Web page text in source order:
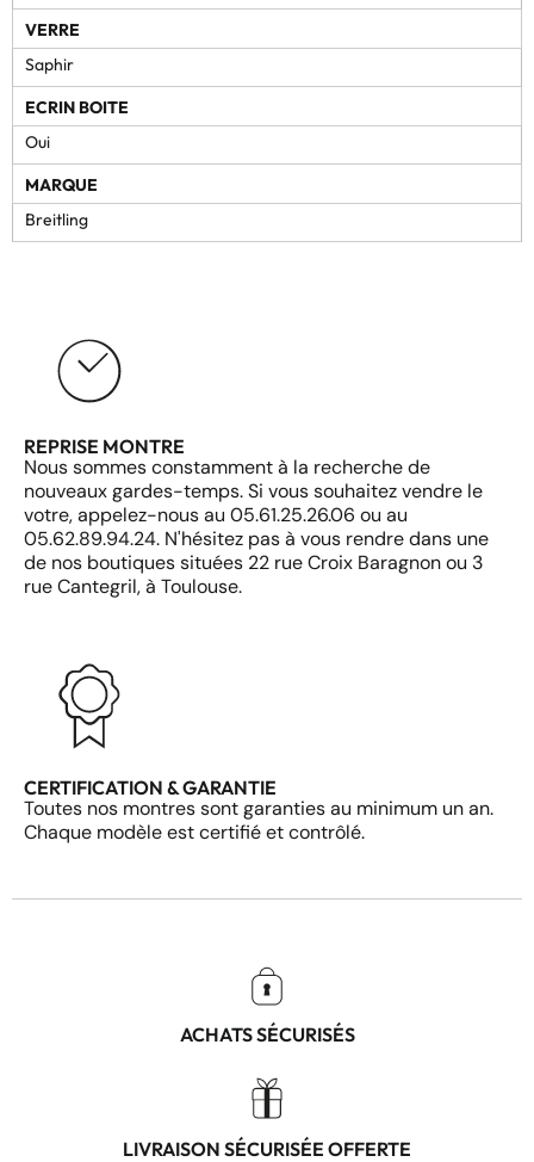
VERRE
Saphir
ECRIN BOITE
Oui
MARQUE
Breitling
REPRISE MONTRE
Nous sommes constamment à la recherche de
nouveaux gardes-temps. Si vous souhaitez vendre le
votre, appelez-nous au 05.61.25.26.06 ou au
05.62.89.94.24. N'hésitez pas à vous rendre dans une
de nos boutiques situées 22 rue Croix Baragnon ou 3
rue Cantegril, à Toulouse.
CERTIFICATION & GARANTIE
Toutes nos montres sont garanties au minimum un an.
Chaque modèle est certifié et contrôlé.
ACHATS SÉCURISÉS
LIVRAISON SÉCURISÉE OFFERTE